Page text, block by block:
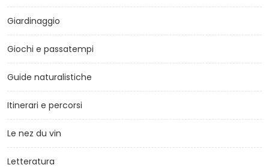
Giardinaggio
Giochi e passatempi
Guide naturalistiche
Itinerari e percorsi
Le nez du vin
Letteratura